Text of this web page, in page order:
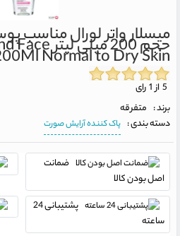
میسلار واتر لورال مناسب
حجم 200 میلی لیتر FaceNormal to Dry Skin
برند : متفرقه
دسته بندی : پاک کننده آرایش صورت
ضمانت
اصل بودن کالا
پشتیبانی 24
ساعته